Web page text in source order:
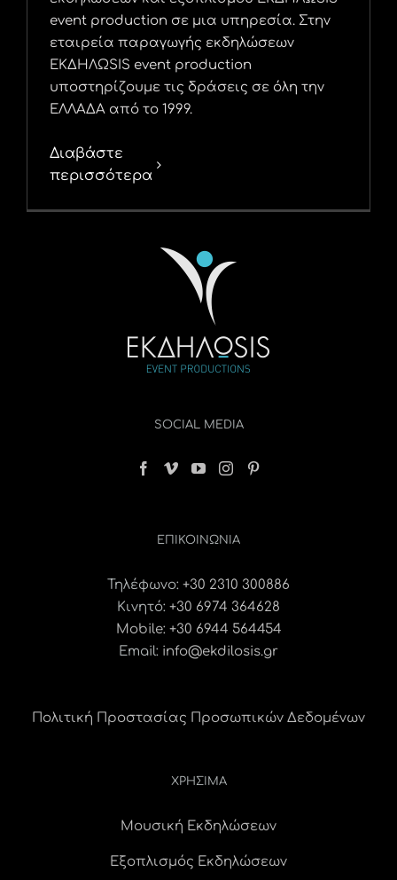
event production σε μια υπηρεσία. Στην
εταιρεία παραγωγής εκδηλώσεων
ΕΚΔΗΛΩSIS event production
υποστηρίζουμε τις δράσεις σε όλη την
ΕΛΛΑΔΑ από το 1999.
Διαβάστε
περισσότερα
SOCIAL MEDIA
ΕΠΙΚΟΙΝΩΝΊΑ
Τηλέφωνο: +30 2310 300886
Κινητό: +30 6974 364628
Mobile: +30 6944 564454
Email: info@ekdilosis.gr
Πολιτική Προστασίας Προσωπικών Δεδομένων
ΧΡΗΣΙΜΑ
Μουσική Εκδηλώσεων
Εξοπλισμός Εκδηλώσεων